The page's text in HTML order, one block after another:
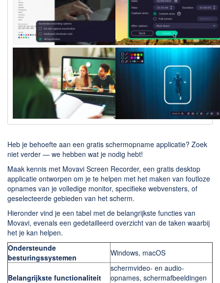
Downloaden
BitTorrent Clients
Nieuwslezers (Downloaden via usenet)
Onderhoud & Veiligheid
Computer opschonen
Veilig online
Productiviteit
Planning en organisatie
Tekst en Administratie
Overige
Chatten en bellen
Dating apps
Parkeer apps
Rar en Zip (Compressie - Unzip)
Shopping
Heb je behoefte aan een gratis schermopname applicatie? Zoek
niet verder — we hebben wat je nodig hebt!
Maak kennis met Movavi Screen Recorder, een gratis desktop
applicatie ontworpen om je te helpen met het maken van foutloze
opnames van je volledige monitor, specifieke webvensters, of
geselecteerde gebieden van het scherm.
Hieronder vind je een tabel met de belangrijkste functies van
Movavi, evenals een gedetailleerd overzicht van de taken waarbij
het je kan helpen.
Ondersteunde
besturingssystemen
Windows, macOS
Belangrijkste functionaliteit
schermvideo- en audio-
opnames, schermafbeeldingen